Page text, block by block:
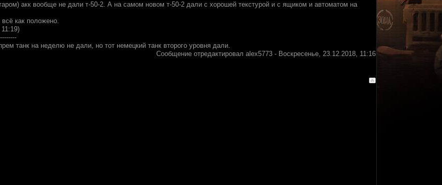
акк вообще не дали т-50-2. А на самом новом т-50-2 дали с хорошей текстурой и с ящиком и автоматом на
как положено.
танк на неделю не дали, но тот немецкий танк второго уровня дали.
Сообщение отредактировал alex5773 - Воскресенье, 23.12.2018, 11:16